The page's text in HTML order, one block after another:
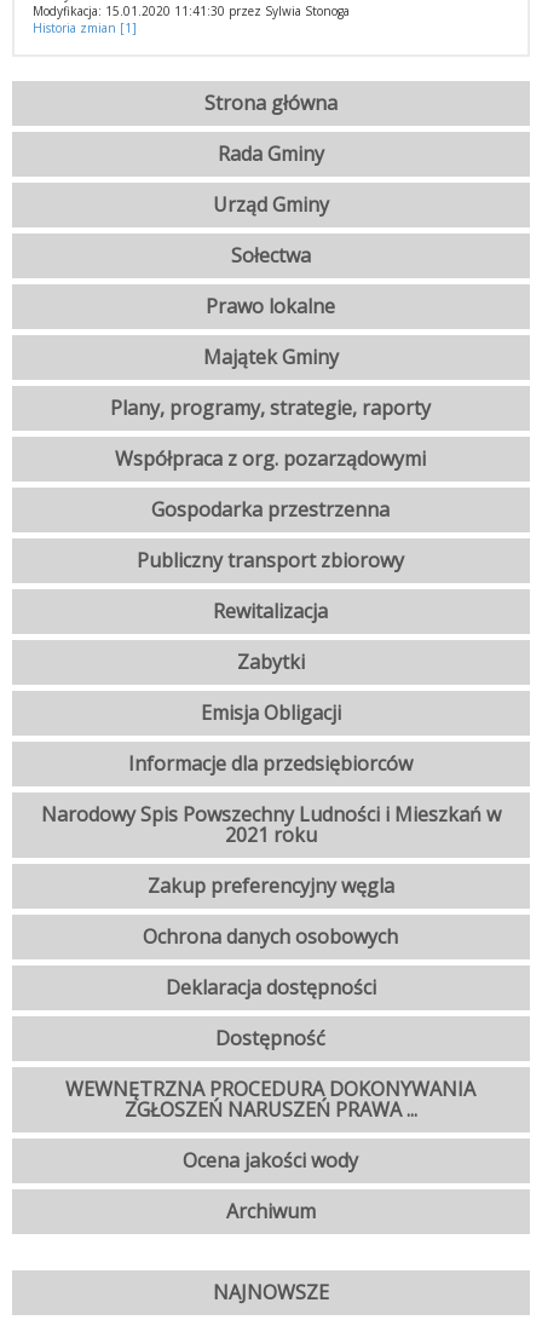
Modyfikacja: 15.01.2020 11:41:30 przez Sylwia Stonoga
Historia zmian [1]
Strona główna
Rada Gminy
Urząd Gminy
Sołectwa
Prawo lokalne
Majątek Gminy
Plany, programy, strategie, raporty
Współpraca z org. pozarządowymi
Gospodarka przestrzenna
Publiczny transport zbiorowy
Rewitalizacja
Zabytki
Emisja Obligacji
Informacje dla przedsiębiorców
Narodowy Spis Powszechny Ludności i Mieszkań w
2021 roku
Zakup preferencyjny węgla
Ochrona danych osobowych
Deklaracja dostępności
Dostępność
WEWNĘTRZNA PROCEDURA DOKONYWANIA
ZGŁOSZEŃ NARUSZEŃ PRAWA ...
Ocena jakości wody
Archiwum
NAJNOWSZE